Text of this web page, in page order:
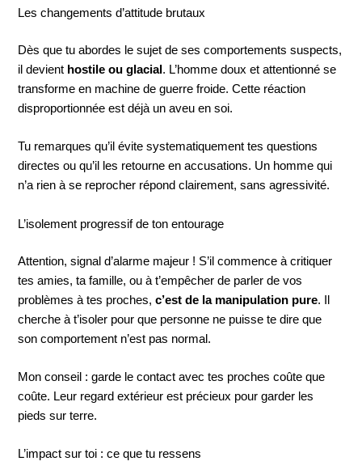
Les changements d’attitude brutaux
Dès que tu abordes le sujet de ses comportements suspects,
il devient hostile ou glacial . L’homme doux et attentionné se
transforme en machine de guerre froide. Cette réaction
disproportionnée est déjà un aveu en soi.
Tu remarques qu’il évite systematiquement tes questions
directes ou qu’il les retourne en accusations. Un homme qui
n’a rien à se reprocher répond clairement, sans agressivité.
L’isolement progressif de ton entourage
Attention, signal d’alarme majeur ! S’il commence à critiquer
tes amies, ta famille, ou à t’empêcher de parler de vos
problèmes à tes proches,c’est de la manipulation pure. Il
cherche à t’isoler pour que personne ne puisse te dire que
son comportement n’est pas normal.
Mon conseil : garde le contact avec tes proches coûte que
coûte. Leur regard extérieur est précieux pour garder les
pieds sur terre.
L’impact sur toi : ce que tu ressens